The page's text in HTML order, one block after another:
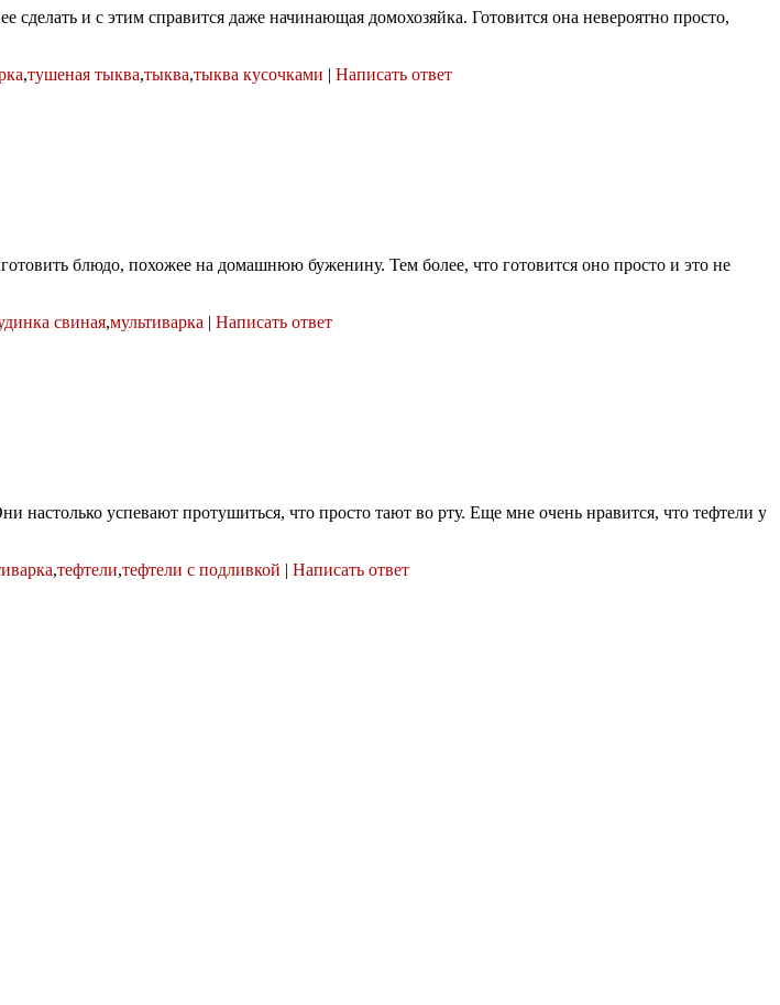
и с этим справится даже начинающая домохозяйка. Готовится она невероятно просто,
,тушеная тыква,тыква,тыква кусочками | Написать ответ
блюдо, похожее на домашнюю буженину. Тем более, что готовится оно просто и это не
свиная,мультиварка | Написать ответ
успевают протушиться, что просто тают во рту. Еще мне очень нравится, что тефтели у
,тефтели,тефтели с подливкой | Написать ответ